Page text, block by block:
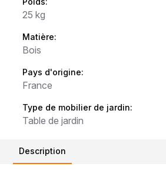
25 kg
Matière:
Bois
Pays d'origine:
France
Type de mobilier de jardin:
Table de jardin
Description